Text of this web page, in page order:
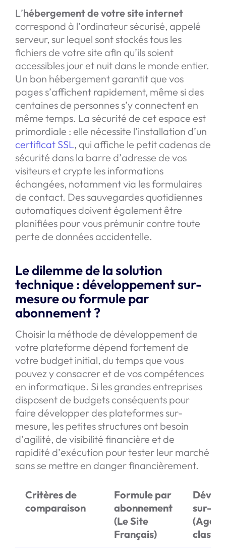
L’hébergement de votre site internet
correspond à l’ordinateur sécurisé, appelé
serveur, sur lequel sont stockés tous les
fichiers de votre site afin qu’ils soient
accessibles jour et nuit dans le monde entier.
Un bon hébergement garantit que vos
pages s’affichent rapidement, même si des
centaines de personnes s’y connectent en
même temps. La sécurité de cet espace est
primordiale : elle nécessite l’installation d’un
certificat SSL, qui affiche le petit cadenas de
sécurité dans la barre d’adresse de vos
visiteurs et crypte les informations
échangées, notamment via les formulaires
de contact. Des sauvegardes quotidiennes
automatiques doivent également être
planifiées pour vous prémunir contre toute
perte de données accidentelle.
Le dilemme de la solution
technique : développement sur-
mesure ou formule par
abonnement ?
Choisir la méthode de développement de
votre plateforme dépend fortement de
votre budget initial, du temps que vous
pouvez y consacrer et de vos compétences
en informatique. Si les grandes entreprises
disposent de budgets conséquents pour
faire développer des plateformes sur-
mesure, les petites structures ont besoin
d’agilité, de visibilité financière et de
rapidité d’exécution pour tester leur marché
sans se mettre en danger financièrement.
Critères de
comparaison
Formule par
abonnement
(Le Site
Français)
sur-